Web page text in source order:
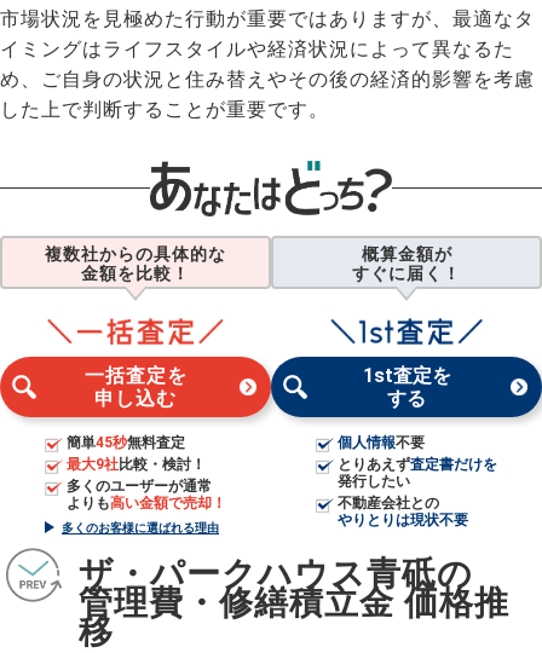
市場状況を見極めた行動が重要ではありますが、最適なタ
イミングはライフスタイルや経済状況によって異なるた
め、ご自身の状況と住み替えやその後の経済的影響を考慮
した上で判断することが重要です。
複数社からの具体的な
金額を比較！
一括査定を
申し込む
簡単45秒無料査定
最大9社比較・検討！
多くのユーザーが通常
よりも高い金額で売却！
多くのお客様に選ばれる理由
概算金額が
すぐに届く！
1st査定を
する
個人情報不要
とりあえず査定書だけを
発行したい
不動産会社との
やりとりは現状不要
ザ・パークハウス青砥の
管理費・修繕積立金 価格推
移